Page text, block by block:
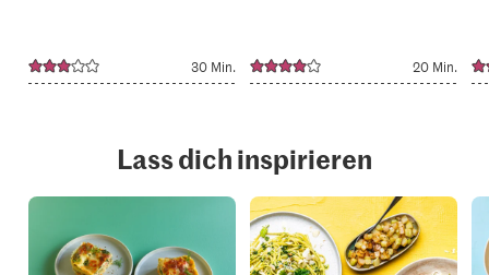
30 Min. 20 Min.
Lass dich inspirieren